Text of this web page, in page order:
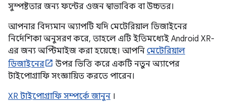
সুস্পষ্টতার জন্য ফন্টের ওজন স্বাভাবিক বা উচ্চতর।
আপনার বিদ্যমান অ্যাপটি যদি মেটেরিয়াল ডিজাইনের
নির্দেশিকা অনুসরণ করে, তাহলে এটি ইতিমধ্যেই Android XR-
এর জন্য অপ্টিমাইজ করা হয়েছে। আপনি মেটেরিয়াল
ডিজাইনের
উপর ভিত্তি করে একটি নতুন অ্যাপের
টাইপোগ্রাফি সংজ্ঞায়িত করতে পারেন।
XR টাইপোগ্রাফি সম্পর্কে জানুন ।